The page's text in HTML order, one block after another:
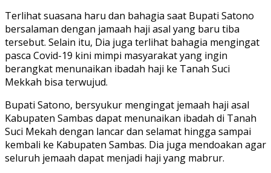
Terlihat suasana haru dan bahagia saat Bupati Satono
bersalaman dengan jamaah haji asal yang baru tiba
tersebut. Selain itu, Dia juga terlihat bahagia mengingat
pasca Covid-19 kini mimpi masyarakat yang ingin
berangkat menunaikan ibadah haji ke Tanah Suci
Mekkah bisa terwujud.
Bupati Satono, bersyukur mengingat jemaah haji asal
Kabupaten Sambas dapat menunaikan ibadah di Tanah
Suci Mekah dengan lancar dan selamat hingga sampai
kembali ke Kabupaten Sambas. Dia juga mendoakan agar
seluruh jemaah dapat menjadi haji yang mabrur.